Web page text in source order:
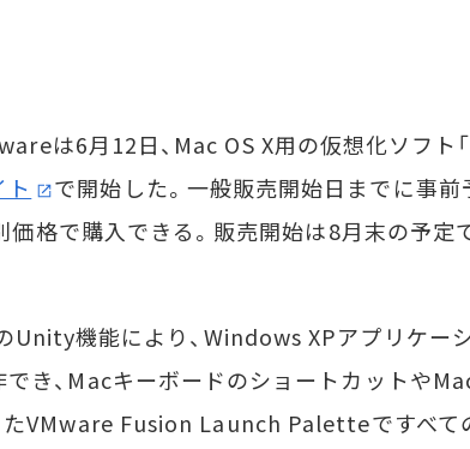
は6月12日、Mac OS X用の仮想化ソフト
で開始した。一般販売開始日までに事
価格で購入できる。販売開始は8月末の予定
機能により、Windows XPアプリケー
でき、Macキーボードのショートカットや
たVMware Fusion Launch Paletteですべて